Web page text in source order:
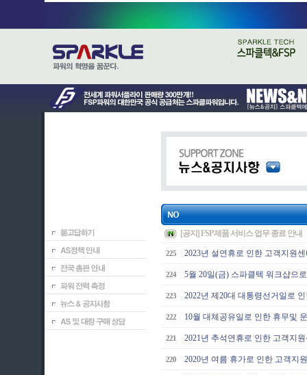
[공지] FSP 제품 서비스 업무 종료 안내
225 2023년 설연휴로 인한 고객지원
224 5월 20일(금) 스파클텍 워크샵으
223 2022년 제20대 대통령선거일로
222 10월 대체공유일로 인한 휴무및
221 2021년 추석연휴로 인한 고객지
220 2020년 여름 휴가로 인한 고객지